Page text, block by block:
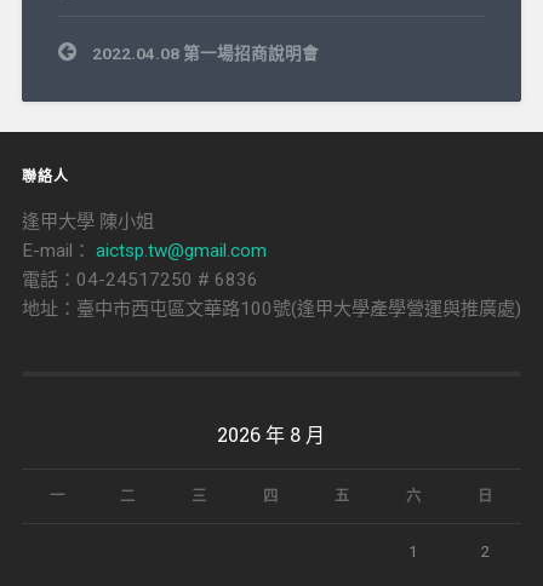
文
章
覽
2022.04.08 第一場招商說明會
聯絡人
逢甲大學 陳小姐
E-mail： aictsp.tw@gmail.com
電話：04-24517250 # 6836
地址：臺中市西屯區文華路100號(逢甲大學產學營運與推廣處)
2026 年 8 月
一 二 三 四 五 六 日
1 2